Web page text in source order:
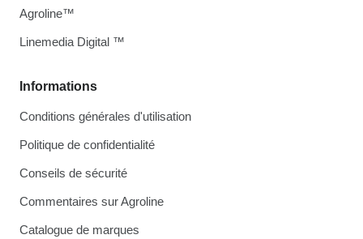
Informations
Conditions générales d'utilisation
Politique de confidentialité
Conseils de sécurité
Commentaires sur Agroline
Catalogue de marques
Agroline™
Linemedia Digital ™